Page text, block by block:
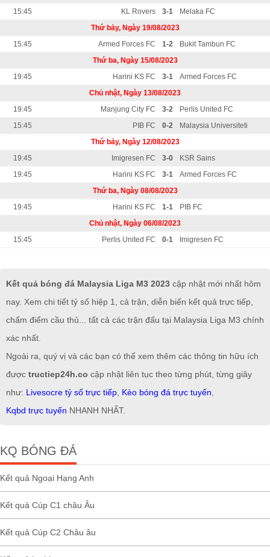
15:45
KL Rovers 3-1
Melaka FC
Thứ bảy, Ngày 19/08/2023
15:45
Armed Forces FC 1-2
Bukit Tambun FC
Thứ ba, Ngày 15/08/2023
19:45
Harini KS FC 3-1
Armed Forces FC
Chủ nhật, Ngày 13/08/2023
19:45
Manjung City FC 3-2
Perlis United FC
15:45
PIB FC 0-2
Malaysia Universiteti
Thứ bảy, Ngày 12/08/2023
19:45
Imigresen FC 3-0
KSR Sains
19:45
Harini KS FC 3-1
Armed Forces FC
Thứ ba, Ngày 08/08/2023
19:45
Harini KS FC 1-1
PIB FC
Chủ nhật, Ngày 06/08/2023
15:45
Perlis United FC 0-1 Imigresen FC
Kết quả bóng đá Malaysia Liga M3 2023 cập nhật mới nhất hôm
nay. Xem chi tiết tỷ số hiệp 1, cả trận, diễn biến kết quả trực tiếp,
chấm điểm cầu thủ... tất cả các trận đấu tại Malaysia Liga M3 chính
xác nhất.
Ngoài ra, quý vị và các bạn có thể xem thêm các thông tin hữu ích
được tructiep24h.co cập nhật liên tục theo từng phút, từng giây
như: Livesocre tỷ số trực tiếp Kèo bóng đá trực tuyến
Kqbd trực tuyến NHANH NHẤT.
KQ BÓNG ĐÁ
Kết quả Ngoại Hạng Anh
Kết quả Cúp C1 châu Âu
Kết quả Cúp C2 Châu âu